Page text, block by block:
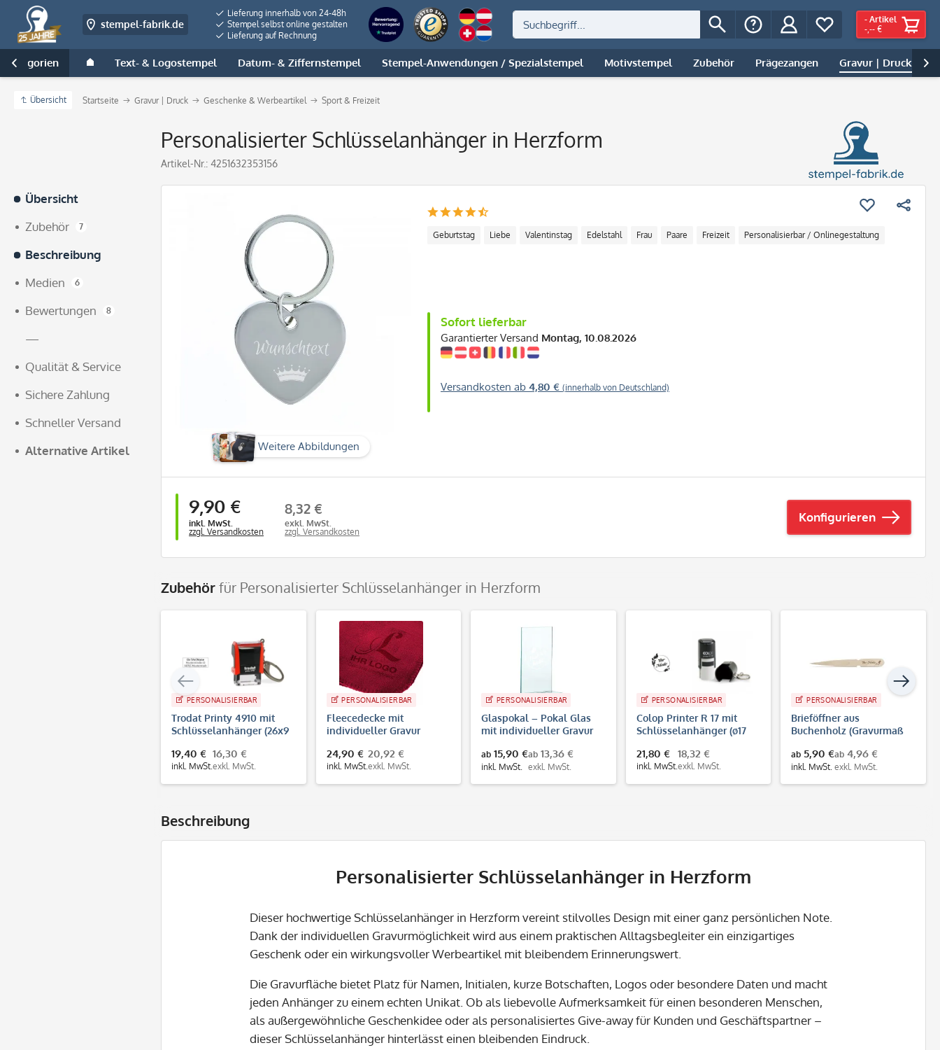
stempel-fabrik.de
Lieferung innerhalb von 24-48h
Stempel selbst online gestalten
Lieferung auf Rechnung
- Artikel
-,-- €
Kategorien Text- & Logostempel Datum- & Ziffernstempel Stempel-Anwendungen / Spezialstempel Motivstempel Zubehör Prägezangen Gravur | Druck
 
Übersicht Startseite Gravur | Druck Geschenke & Werbeartikel Sport & Freizeit
Personalisierter Schlüsselanhänger in Herzform
Artikel-Nr.: 4251632353156
Übersicht
Zubehör
7
Beschreibung
Medien
6
Bewertungen 8
—
Qualität & Service
Sichere Zahlung
Schneller Versand
Alternative Artikel
Weitere Abbildungen
Geburtstag Liebe Valentinstag Edelstahl Frau Paare Freizeit Personalisierbar / Onlinegestaltung
Sofort lieferbar
Garantierter Versand Montag, 10.08.2026
Versandkosten ab 4,80 € (innerhalb von Deutschland)
9,90 €
inkl. MwSt.
zzgl. Versandkosten
8,32 €
exkl. MwSt.
zzgl. Versandkosten
Konfigurieren
Zubehörfür Personalisierter Schlüsselanhänger in Herzform
PERSONALISIERBAR
Trodat Printy 4910 mit
Schlüsselanhänger (26x9
19,40 €
inkl. MwSt.
16,30 €
exkl. MwSt.
PERSONALISIERBAR
Fleecedecke mit
individueller Gravur
24,90 €
inkl. MwSt.
20,92 €
exkl. MwSt.
PERSONALISIERBAR
Glaspokal – Pokal Glas
mit individueller Gravur
ab 15,90 €
inkl. MwSt.
ab 13,36 €
exkl. MwSt.
PERSONALISIERBAR
Colop Printer R 17 mit
Schlüsselanhänger (ø17
21,80 €
inkl. MwSt.
18,32 €
exkl. MwSt.
PERSONALISIERBAR
Brieföffner aus
Buchenholz (Gravurmaß
ab 5,90 €
inkl. MwSt.
ab 4,96 €
exkl. MwSt.
Beschreibung
Personalisierter Schlüsselanhänger in Herzform
Dieser hochwertige Schlüsselanhänger in Herzform vereint stilvolles Design mit einer ganz persönlichen Note.
Dank der individuellen Gravurmöglichkeit wird aus einem praktischen Alltagsbegleiter ein einzigartiges
Geschenk oder ein wirkungsvoller Werbeartikel mit bleibendem Erinnerungswert.
Die Gravurfläche bietet Platz für Namen, Initialen, kurze Botschaften, Logos oder besondere Daten und macht
jeden Anhänger zu einem echten Unikat. Ob als liebevolle Aufmerksamkeit für einen besonderen Menschen,
als außergewöhnliche Geschenkidee oder als personalisiertes Give-away für Kunden und Geschäftspartner –
dieser Schlüsselanhänger hinterlässt einen bleibenden Eindruck.